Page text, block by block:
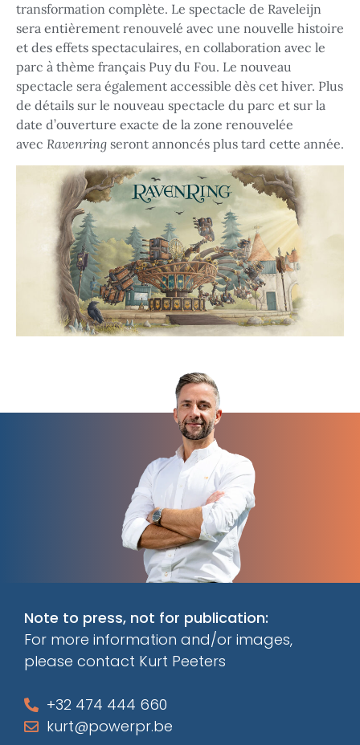
transformation complète. Le spectacle de Raveleijn
sera entièrement renouvelé avec une nouvelle histoire
et des effets spectaculaires, en collaboration avec le
parc à thème français Puy du Fou. Le nouveau
spectacle sera également accessible dès cet hiver. Plus
de détails sur le nouveau spectacle du parc et sur la
date d’ouverture exacte de la zone renouvelée
avec Ravenring seront annoncés plus tard cette année.
Note to press, not for publication:
For more information and/or images,
please contact Kurt Peeters
+32 474 444 660
kurt@powerpr.be